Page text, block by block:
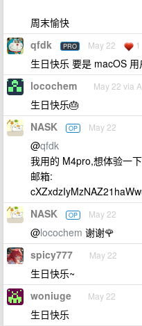
周末愉快
qfdk PRO May 22 1
生日快乐 要是 macOS
locochem May 22 via
生日快乐🎂
NASK OP May 22
@qfdk
我用的 M4pro,想体验一
邮箱:
NASK OP May 22
@locochem 谢谢🌹
spicy777 May 22
生日快乐~
woniuge May 22
生日快乐